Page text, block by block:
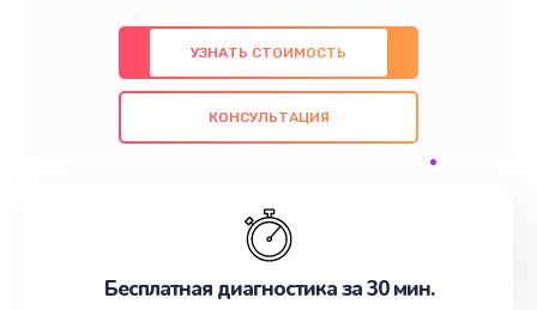
предлагаем быстрый и качественный ремонт с
использованием оригинальных компонентов, а
также гарантируем качество всех
проведенных работ. Наша цель - предоставить
наилучшим образом. Не медлите записаться на
УЗНАТЬ СТОИМОСТЬ
КОНСУЛЬТАЦИЯ
Бесплатная диагностика за 30 мин.